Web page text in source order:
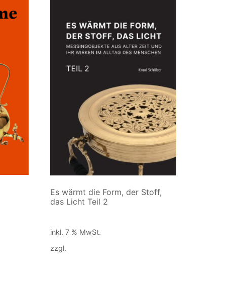
Es wärmt die Form, der Stoff,
das Licht Teil 2
inkl. 7 % MwSt.
zzgl.